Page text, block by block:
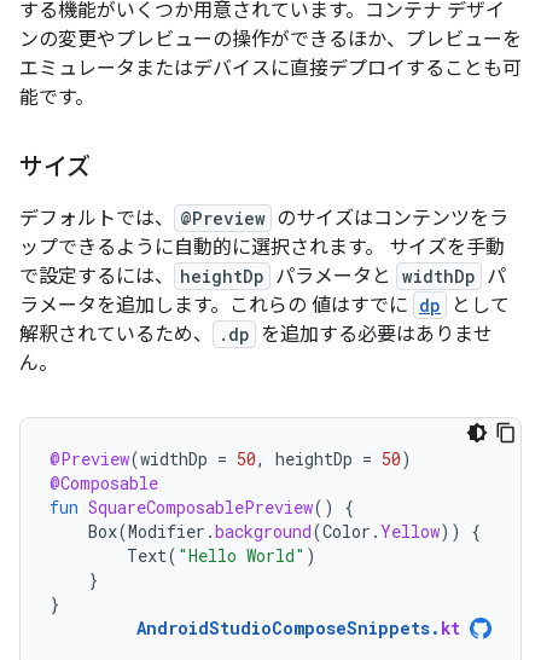
する機能がいくつか用意されています。コンテナ デザイ
ンの変更やプレビューの操作ができるほか、プレビューを
エミュレータまたはデバイスに直接デプロイすることも可
能です。
サイズ
デフォルトでは、 @Preview のサイズはコンテンツをラ
ップできるように自動的に選択されます。 サイズを手動
で設定するには、
heightDp パラメータと widthDp パ
ラメータを追加します。これらの 値はすでに dp
として
解釈されているため、
.dp を追加する必要はありませ
ん。
@Preview(widthDp = 50, heightDp = 50)
@Composable
fun SquareComposablePreview()
{
Box(Modifier .background(Color . Yellow))
{
Text( "Hello World" )
}
}
AndroidStudioComposeSnippets. kt